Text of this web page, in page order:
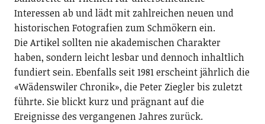
Interessen ab und lädt mit zahlreichen neuen und
historischen Fotografien zum Schmökern ein.
Die Artikel sollten nie akademischen Charakter
haben, sondern leicht lesbar und dennoch inhaltlich
fundiert sein. Ebenfalls seit 1981 erscheint jährlich die
«Wädenswiler Chronik», die Peter Ziegler bis zuletzt
führte. Sie blickt kurz und prägnant auf die
Ereignisse des vergangenen Jahres zurück.